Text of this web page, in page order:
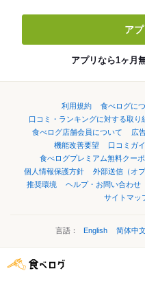
ア
アプリなら1ヶ月
利用規約 食べログに
口コミ・ランキングに対する取り
食べログ店舗会員について
広
機能改善要望
口コミガ
食べログプレミアム無料クー
個人情報保護方針
外部送信（オ
推奨環境
ヘルプ・お問い合わせ
サイトマッ
言語： English 简体中